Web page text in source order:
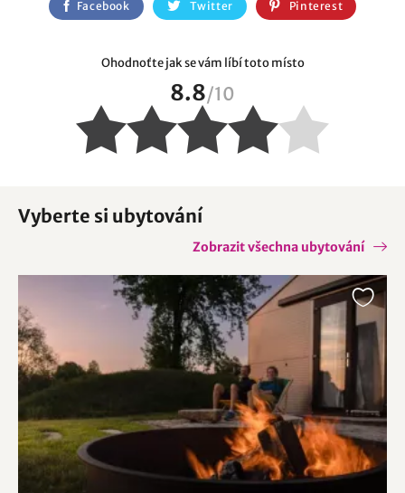
Ohodnoťte jak se vám líbí toto místo
8.8/10
Facebook Twitter Pinterest
Vyberte si ubytování
Zobrazit všechna ubytování